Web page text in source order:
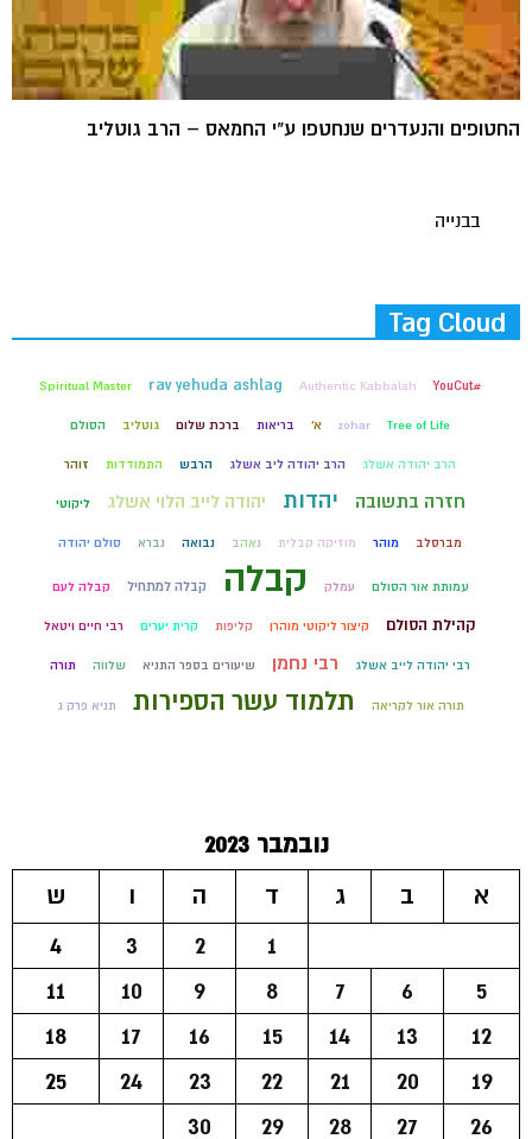
החטופים והנעדרים שנחטפו ע"י החמאס – הרב גוטליב
בבנייה
Tag Cloud
#YouCut
Authentic Kabbalah
rav yehuda ashlag
Spiritual Master
Tree of Life
zohar א' בריאות ברכת שלום גוטליב הסולם
הרב יהודה אשלג הרב יהודה ליב אשלג הרבש התמודדות זוהר
חזרה בתשובה יהדות יהודה לייב הלוי אשלג ליקוטי
מברסלב מוהר מוזיקה קבלית נאהב נבואה נברא סולם יהודה
עמותת אור הסולם עמלק קבלה קבלה למתחיל קבלה לעם
קהילת הסולם קיצור ליקוטי מוהרן קליפות קרית יערים רבי חיים ויטאל
רבי יהודה לייב אשלג רבי נחמן שיעורים בספר התניא שלווה תורה
תורה אור לקריאה תלמוד עשר הספירות תניא פרק ג
נובמבר 2023
א
ב ג ד ה ו
ש
1
2
3
4
5
6
7
8
9
10
11
12
13
14
15
16
17
18
19
20
21
22
23
24
25
26
27
28
29
30